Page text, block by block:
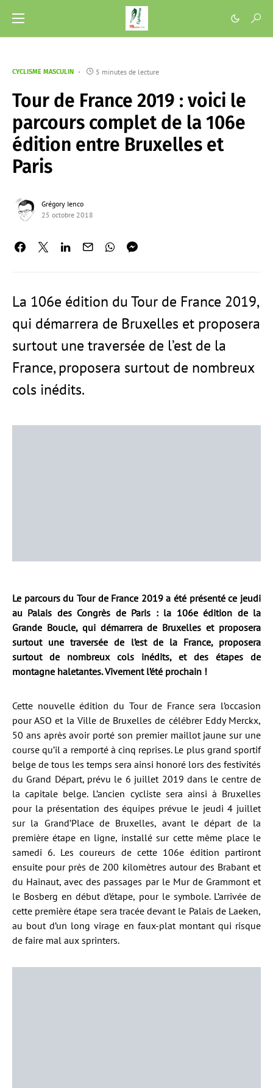
CYCLISME MASCULIN 5 minutes de lecture
Tour de France 2019 : voici le
parcours complet de la 106e
édition entre Bruxelles et
Paris
Grégory Ienco
25 octobre 2018
La 106e édition du Tour de France 2019,
qui démarrera de Bruxelles et proposera
surtout une traversée de l’est de la
France, proposera surtout de nombreux
cols inédits.
Le parcours du Tour de France 2019 a été présenté ce jeudi
au Palais des Congrès de Paris : la 106e édition de la
Grande Boucle, qui démarrera de Bruxelles et proposera
surtout une traversée de l’est de la France, proposera
surtout de nombreux cols inédits, et des étapes de
montagne haletantes. Vivement l’été prochain !
Cette nouvelle édition du Tour de France sera l’occasion
pour ASO et la Ville de Bruxelles de célébrer Eddy Merckx,
50 ans après avoir porté son premier maillot jaune sur une
course qu’il a remporté à cinq reprises. Le plus grand sportif
belge de tous les temps sera ainsi honoré lors des festivités
du Grand Départ, prévu le 6 juillet 2019 dans le centre de
la capitale belge. L’ancien cycliste sera ainsi à Bruxelles
pour la présentation des équipes prévue le jeudi 4 juillet
sur la Grand’Place de Bruxelles, avant le départ de la
première étape en ligne, installé sur cette même place le
samedi 6. Les coureurs de cette 106e édition partiront
ensuite pour près de 200 kilomètres autour des Brabant et
du Hainaut, avec des passages par le Mur de Grammont et
le Bosberg en début d’étape, pour le symbole. L’arrivée de
cette première étape sera tracée devant le Palais de Laeken,
au bout d’un long virage en faux-plat montant qui risque
de faire mal aux sprinters.